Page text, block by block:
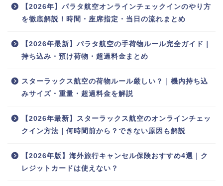
【2026年】パラタ航空オンラインチェックインのやり方
を徹底解説！時間・座席指定・当日の流れまとめ
【2026年最新】パラタ航空の手荷物ルール完全ガイド｜
持ち込み・預け荷物・超過料金まとめ
スターラックス航空の荷物ルール厳しい？｜機内持ち込
みサイズ・重量・超過料金を解説
【2026年最新】スターラックス航空のオンラインチェッ
クイン方法｜何時間前から？できない原因も解説
【2026年版】海外旅行キャンセル保険おすすめ4選｜ク
レジットカードは使えない？